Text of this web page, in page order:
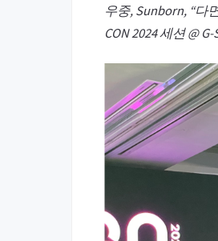
우중, Sunborn, “다
CON 2024 세션 @ G-